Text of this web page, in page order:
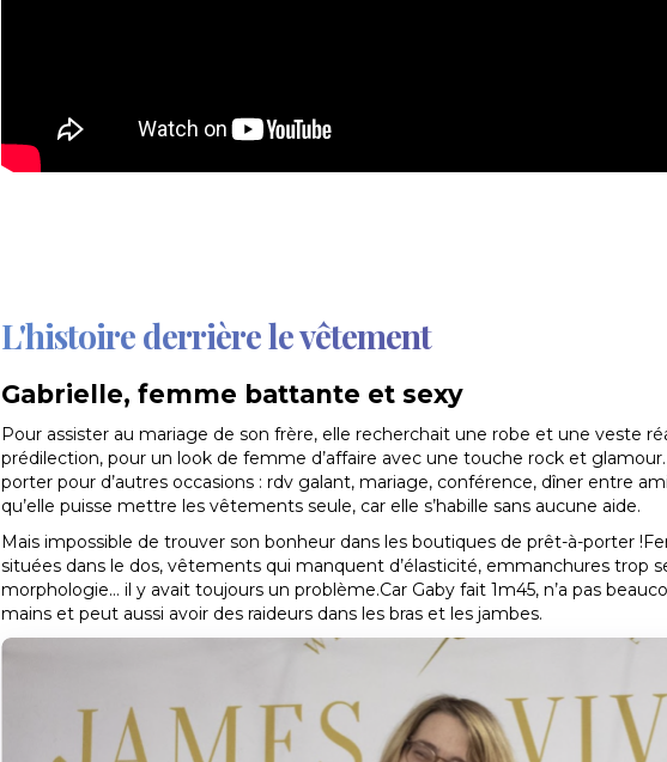
L'histoire derrière le vêtement
Gabrielle, femme battante et sexy
Pour assister au mariage de son frère, elle recherchait une robe et une veste
prédilection, pour un look de femme d’affaire avec une touche rock et
porter pour d’autres occasions : rdv galant, mariage, conférence, dîner entre
qu’elle puisse mettre les vêtements seule, car elle s’habille sans aucune aide.
Mais impossible de trouver son bonheur dans les boutiques de prêt-à-porter
situées dans le dos, vêtements qui manquent d’élasticité, emmanchures trop
morphologie… il y avait toujours un problème.Car Gaby fait 1m45, n’a pas
mains et peut aussi avoir des raideurs dans les bras et les jambes.